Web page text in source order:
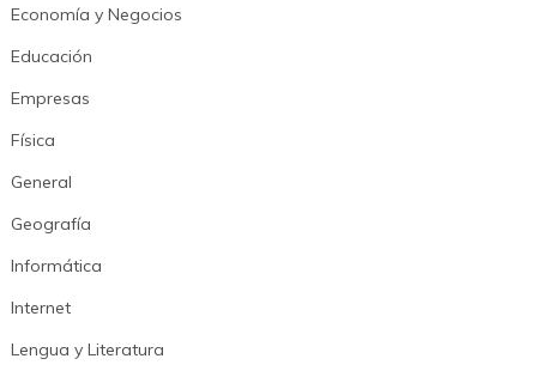
Economía y Negocios
Educación
Empresas
Física
General
Geografía
Informática
Internet
Lengua y Literatura